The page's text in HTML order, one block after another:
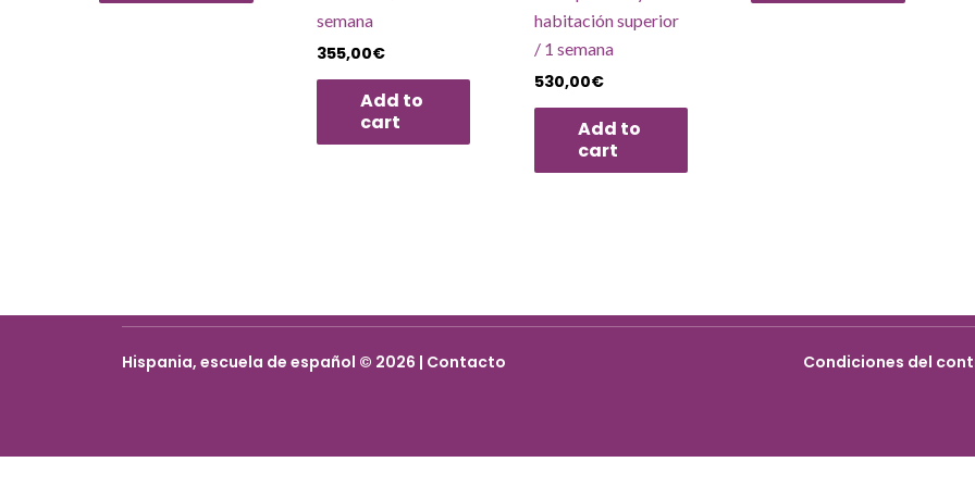
semana
355,00€
Add to
cart
habitación superior
/ 1 semana
530,00€
Add to
cart
Hispania, escuela de español © 2026 | Contacto Condiciones del